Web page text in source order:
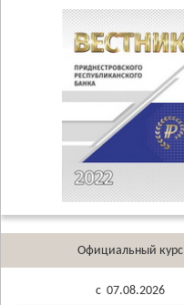
Официальный курс
c 07.08.2026